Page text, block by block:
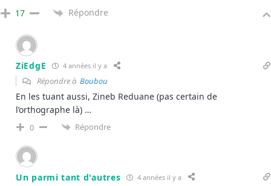
17 Répondre
ZiEdgE 4 années il y a
Répondre à Boubou
En les tuant aussi, Zineb Reduane (pas certain de
l’orthographe là) …
0 Répondre
Un parmi tant d'autres 4 années il y a